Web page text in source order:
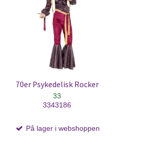
70er Psykedelisk Rocker
33
3343186
På lager i webshoppen